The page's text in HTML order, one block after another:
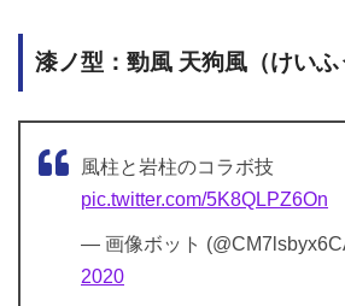
漆ノ型：勁風 天狗風（けいふ
風柱と岩柱のコラボ技
pic.twitter.com/5K8QLPZ6On
— 画像ボット
2020